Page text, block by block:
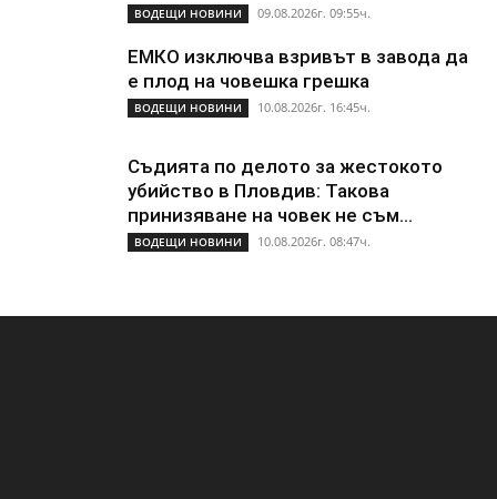
ВОДЕЩИ НОВИНИ 09.08.2026г. 09:55ч.
ЕМКО изключва взривът в завода да
е плод на човешка грешка
ВОДЕЩИ НОВИНИ 10.08.2026г. 16:45ч.
Съдията по делото за жестокото
убийство в Пловдив: Такова
принизяване на човек не съм...
ВОДЕЩИ НОВИНИ 10.08.2026г. 08:47ч.